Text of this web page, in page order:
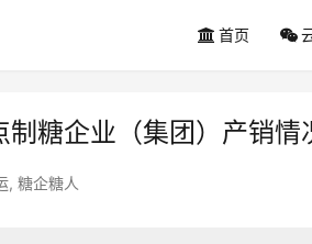
首页
制糖企业（集团）产销情
, 糖企糖人